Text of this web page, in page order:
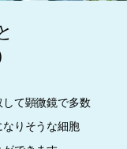
して顕微鏡で多数
りそうな細胞